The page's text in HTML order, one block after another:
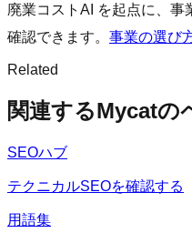
廃業コストAI
を起点に、 事
確認できます。 事業の選び
Related
関連するMycatの
SEOハブ
テクニカルSEOを確認する
用語集